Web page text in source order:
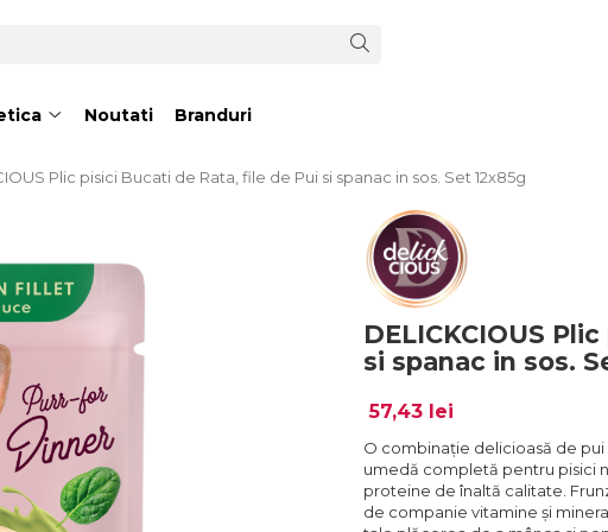
Noutati Branduri
Plic pisici Bucati de Rata, file de Pui si spanac in sos. Set 12x85g
DELICKCIOUS
si spanac in sos.
57,43 lei
O combinație delicioasă de pui
umedă completă pentru pisici
proteine de înaltă calitate.
de companie vitamine și